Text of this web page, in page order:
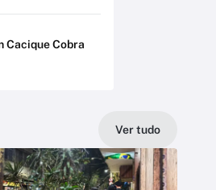
Cacique Cobra
Ver tudo